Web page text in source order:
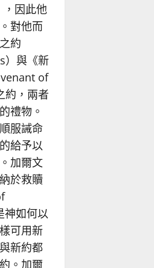
因此他
對他而
約
）與《新
of
約，兩者
禮物。
服誡命
給予以
加爾文
於救贖
如何以
可用新
新約都
。加爾